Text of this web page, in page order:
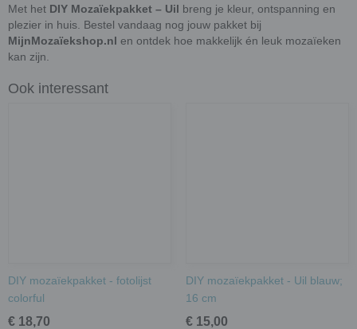
Met het DIY Mozaïekpakket – Uil breng je kleur, ontspanning en
plezier in huis. Bestel vandaag nog jouw pakket bij
MijnMozaïekshop.nl en ontdek hoe makkelijk én leuk mozaïeken
kan zijn.
Ook interessant
DIY mozaïekpakket - fotolijst
colorful
€ 18,70
DIY mozaïekpakket - Uil blauw;
16 cm
€ 15,00